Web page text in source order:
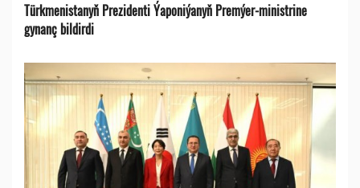
Türkmenistanyň Prezidenti Ýaponiýanyň Premýer-ministrine
gynanç bildirdi